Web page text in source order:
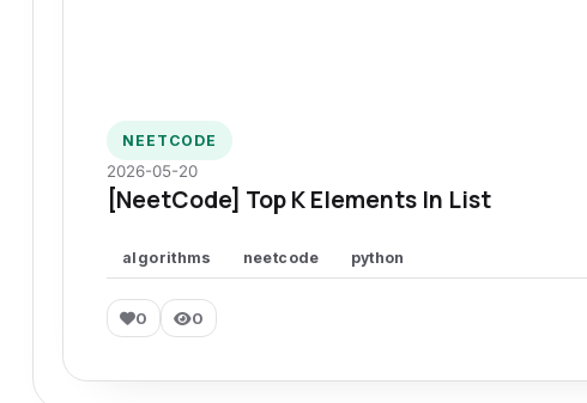
NEETCODE
2026-05-20
[NeetCode] Top K Elements In List
algorithms neetcode python
0 0